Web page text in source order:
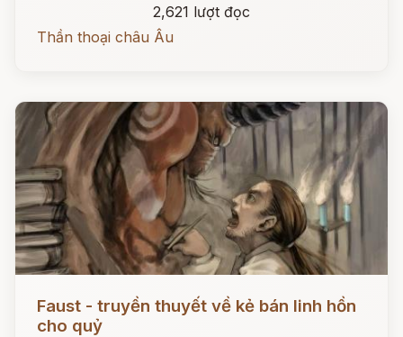
2,621 lượt đọc
Thần thoại châu Âu
Faust - truyền thuyết về kẻ bán linh hồn
cho quỷ